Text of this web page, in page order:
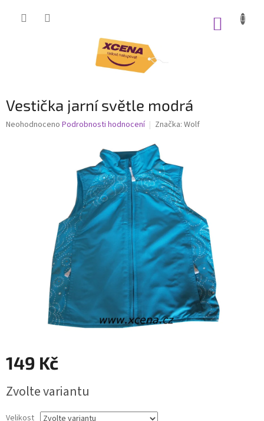
Vestička jarní světle modrá
Průměrné
Neohodnoceno Podrobnosti hodnocení Značka: Wolf
149 Kč
cena:
Zvolte variantu
Velikost